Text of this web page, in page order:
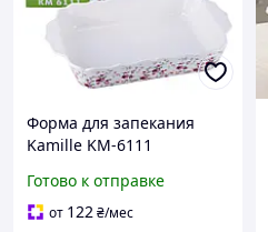
Форма для запекания
Kamille KM-6111
прямоугольная
39,5×26×6,5 см
Готово к отправке
от 122₴/мес